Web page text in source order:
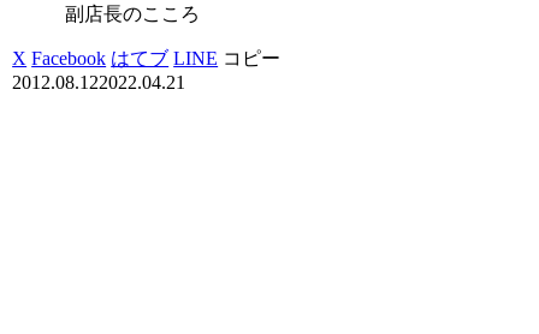
副店長のこころ
X Facebook はてブ LINE コピー
2012.08.122022.04.21